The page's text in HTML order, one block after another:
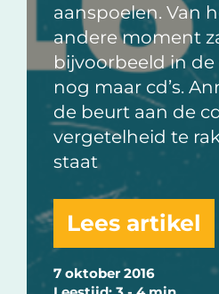
7 oktober 2016
aanspoelen. Van
andere moment
bijvoorbeeld in de
nog maar cd’s.
de beurt aan de
vergetelheid te
staat
Lees artikel